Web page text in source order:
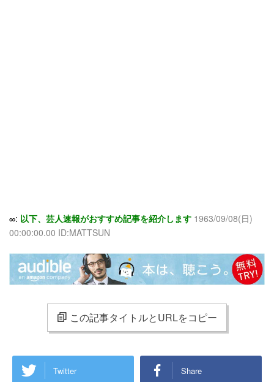
∞: 以下、芸人速報がおすすめ記事を紹介します 1963/09/08(日)
00:00:00.00 ID:MATTSUN
この記事タイトルとURLをコピー
Twitter Share